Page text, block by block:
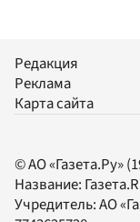
Редакция
Реклама
Карта сайта
© АО «Газета.Ру»
Название:
Учредитель:АО